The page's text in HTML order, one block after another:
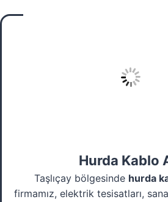
Hurda Kablo
Taşlıçay bölgesinde hurda
firmamız, elektrik tesisatları,